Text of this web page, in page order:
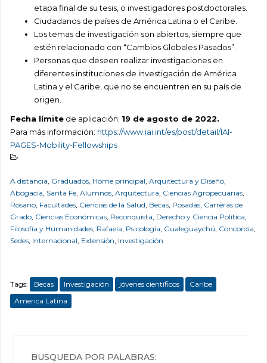
etapa final de su tesis, o investigadores postdoctorales.
Ciudadanos de países de América Latina o el Caribe.
Los temas de investigación son abiertos, siempre que
estén relacionado con “Cambios Globales Pasados”.
Personas que deseen realizar investigaciones en
diferentes instituciones de investigación de América
Latina y el Caribe, que no se encuentren en su país de
origen.
Fecha límite de aplicación: 19 de agosto de 2022.
Para más información: https://www.iai.int/es/post/detail/IAI-
PAGES-Mobility-Fellowships
A distancia, Graduados, Home principal, Arquitectura y Diseño,
Abogacía, Santa Fe, Alumnos, Arquitectura, Ciencias Agropecuarias,
Rosario, Facultades, Ciencias de la Salud, Becas, Posadas, Carreras de
Grado, Ciencias Económicas, Reconquista, Derecho y Ciencia Política,
Filosofía y Humanidades, Rafaela, Psicología, Gualeguaychú, Concordia,
Sedes, Internacional, Extensión, Investigación
Tags: Becas Investigación jóvenes científicos
Caribe
America Latina
BÚSQUEDA POR PALABRAS: